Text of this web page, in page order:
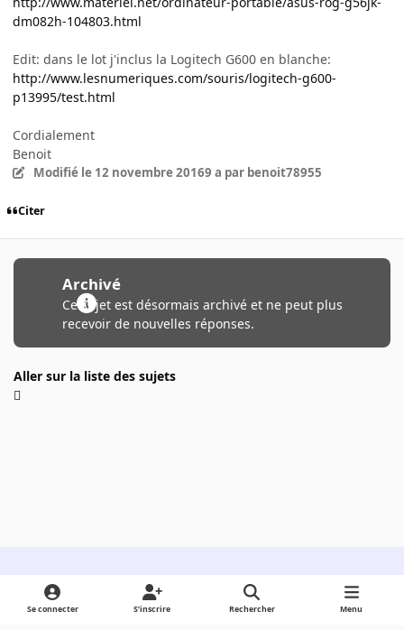
dm082h-104803.html
Edit: dans le lot j'inclus la Logitech G600 en blanche:
http://www.lesnumeriques.com/souris/logitech-g600-
p13995/test.html
Cordialement
Benoit
Modifié le 12 novembre 20169 a par benoit78955
Citer
Archivé
Ce sujet est désormais archivé et ne peut plus
recevoir de nouvelles réponses.
Aller sur la liste des sujets
Light ModeDark ModeSystem Preference
Se connecter S’inscrire Rechercher Menu